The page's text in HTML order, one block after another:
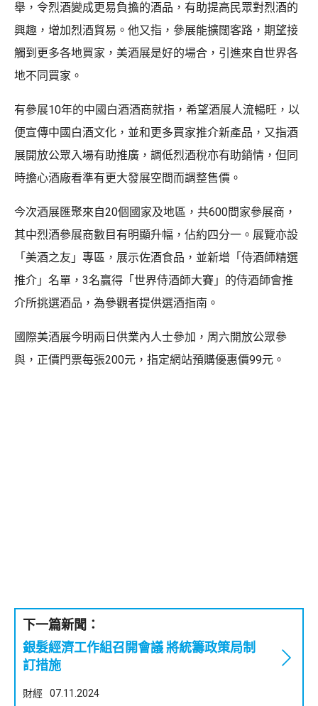
舉，令烈酒變成更易負擔的酒品，有助提高民眾對烈酒的
興趣，增加烈酒貿易。他又指，參展能擴闊客路，期望接
觸到更多各地買家，美酒展是好的場合，引進來自世界各
地不同買家。
有參展10年的中國白酒酒商就指，希望酒展人流暢旺，以
便宣傳中國白酒文化，並和更多買家推介新產品，又指酒
展開放公眾入場有助推廣，調低烈酒稅亦有助銷情，但同
時擔心酒廠看準有更大發展空間而調整售價。
今次酒展匯聚來自20個國家及地區，共600間家參展商，
其中烈酒參展商數目有明顯升幅，佔約四分一。展覽亦設
「美酒之友」專區，展示佐酒食品，並新增「侍酒師精選
推介」名單，3名贏得「世界侍酒師大賽」的侍酒師會推
介所挑選酒品，為參觀者提供選酒指南。
國際美酒展今明兩日供業內人士參加，周六開放公眾參
與，正價門票每張200元，指定網站預購優惠價99元。
下一篇新聞：
銀髮經濟工作組召開會議 將統籌政策局制
訂措施
財經 07.11.2024